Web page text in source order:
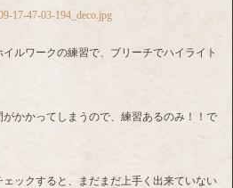
ルワークの練習で、ブリーチでハイライト
かかってしまうので、練習あるのみ！！で
ックすると、まだまだ上手く出来ていない